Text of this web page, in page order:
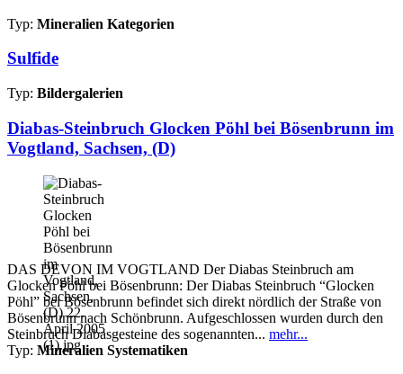
Typ: Mineralien Kategorien
Sulfide
Typ: Bildergalerien
Diabas-Steinbruch Glocken Pöhl bei Bösenbrunn im
Vogtland, Sachsen, (D)
DAS DEVON IM VOGTLAND Der Diabas Steinbruch am
Glocken Pöhl bei Bösenbrunn: Der Diabas Steinbruch “Glocken
Pöhl” bei Bösenbrunn befindet sich direkt nördlich der Straße von
Bösenbrunn nach Schönbrunn. Aufgeschlossen wurden durch den
Steinbruch Diabasgesteine des sogenannten... mehr...
Typ: Mineralien Systematiken